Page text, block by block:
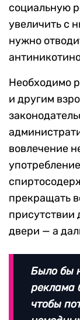
социальную
увеличить с
нужно
Необходимо
и другим
вовлечение
прекращать
присутствии
двери — а
Было бы
реклама
чтобы